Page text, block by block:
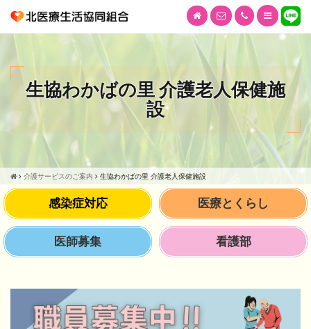
生協わかばの里 介護老人保健施
設
介護サービスのご案内 生協わかばの里 介護老人保健施設
感染症対応 医療とくらし
医師募集 看護部